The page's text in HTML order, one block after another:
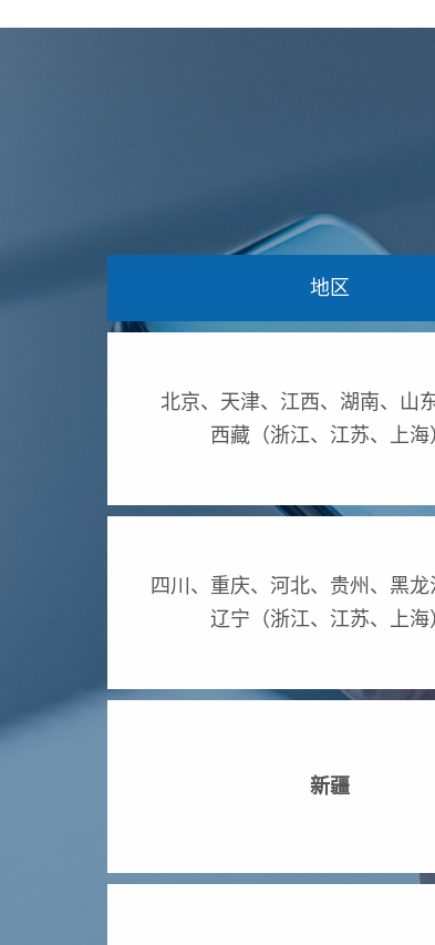
地区
北京、天津、江西、湖南、山
西藏（浙江、江苏、上海
四川、重庆、河北、贵州、黑
辽宁（浙江、江苏、上海
新疆